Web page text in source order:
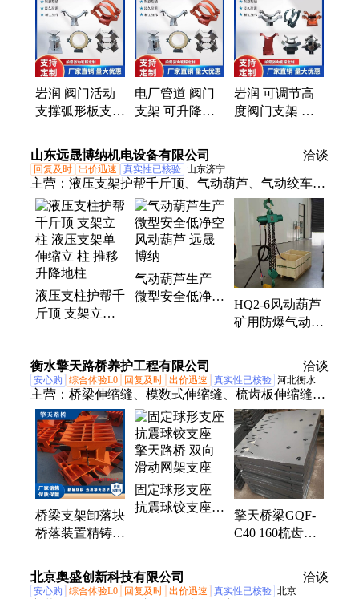
岩润 阀门活动
支撑弧形板支撑
道支撑高度可调
节支座
电厂管道 阀门
支架 可升降
架 岩润
岩润 可调节高
度阀门支架 天
支座 弧形板调
山东远晟博纳机电设备有限公司 洽谈
回复及时 出价迅速 真实性已核验 山东济宁
主营： 液压支架护帮千斤顶、气动葫芦、气动绞车、
激光熔覆
液压支柱护帮千
斤顶 支架立柱
地柱
气动葫芦生产
微型安全低净空
HQ2-6风动葫芦
矿用防爆气动葫
衡水擎天路桥养护工程有限公司 洽谈
安心购 综合体验L0 回复及时 出价迅速 真实性已核验 河北衡水
主营： 桥梁伸缩缝、模数式伸缩缝、梳齿板伸缩缝、
支架卸落块、橡胶板式伸缩缝、桥梁支座、板式橡胶
支座、盆式支座、球形支座、球铰支座、抗震支座、
铰钢支座、滑移支座、凿毛带、密封胶、止浆带、抗
震锚栓、铅芯支座、伸缩装置、滑动支座、固定支
座、橡胶棒、止水带、止水条、卸落块、止水胶
桥梁支架卸落块
桥落装置精铸高
A型B型升降卸
落架
固定球形支座
抗震球铰支座
擎天桥梁GQF-
C40 160梳齿板
北京奥盛创新科技有限公司 洽谈
安心购 综合体验L0 回复及时 出价迅速 真实性已核验 北京